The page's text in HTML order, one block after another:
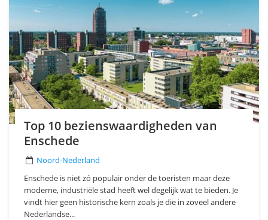
Top 10 bezienswaardigheden van
Enschede
Noord-Nederland
Enschede is niet zó populair onder de toeristen maar deze
moderne, industriële stad heeft wel degelijk wat te bieden. Je
vindt hier geen historische kern zoals je die in zoveel andere
Nederlandse...